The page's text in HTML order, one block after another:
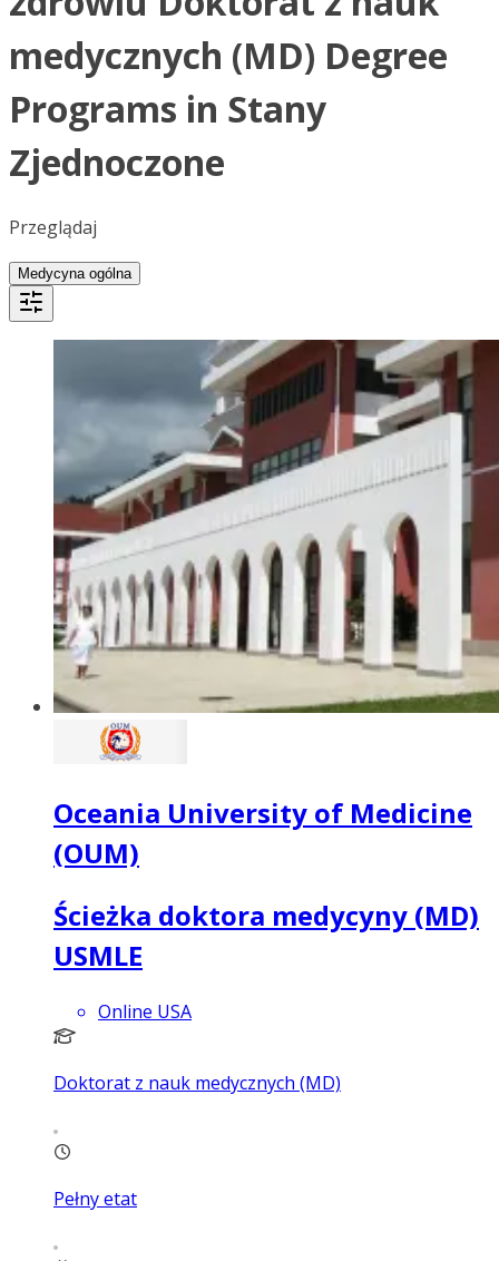
medycznych (MD) Degree
Programs in Stany
Zjednoczone
Przeglądaj
Medycyna ogólna
Oceania University of Medicine
(OUM)
Ścieżka doktora medycyny (MD)
USMLE
Online USA
Doktorat z nauk medycznych (MD)
Pełny etat